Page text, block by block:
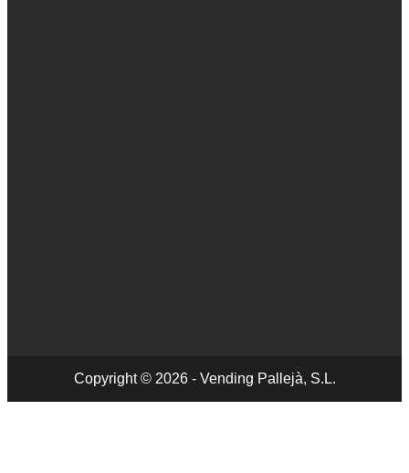
Copyright © 2026 - Vending Pallejà, S.L.